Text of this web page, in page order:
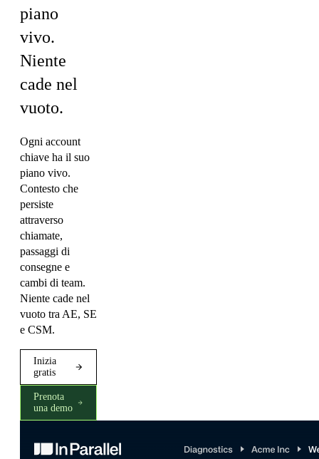
piano
vivo.
Niente
cade nel
vuoto.
Ogni account
chiave ha il suo
piano vivo.
Contesto che
persiste
attraverso
chiamate,
passaggi di
consegne e
cambi di team.
Niente cade nel
vuoto tra AE, SE
e CSM.
Inizia
gratis
Prenota
una demo